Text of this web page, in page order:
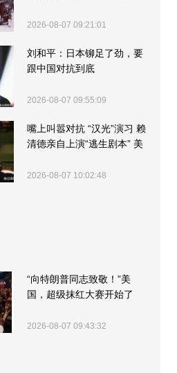
2026-08-07 09:21:01
刘和平：日本铆足了劲，要
跟中国对抗到底
2026-08-07 09:55:09
嘴上叫嚣对抗 “汉光”演习 赖
清德亲自上演“逃生剧本” 美
2026-08-07 10:02:48
“向特朗普同志致敬！”美
国，超级抹红大赛开始了
2026-08-07 09:43:32